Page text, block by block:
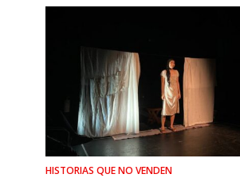
HISTORIAS QUE NO VENDEN